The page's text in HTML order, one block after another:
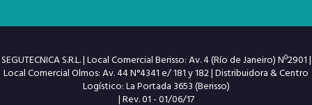
SEGUTECNICA S.R.L. | Local Comercial Berisso: Av. 4 (Río de Janeiro) Nº2901 |
Local Comercial Olmos: Av. 44 N°4341 e/ 181 y 182 | Distribuidora & Centro
Logístico: La Portada 3653 (Berisso)
| Rev. 01 - 01/06/17